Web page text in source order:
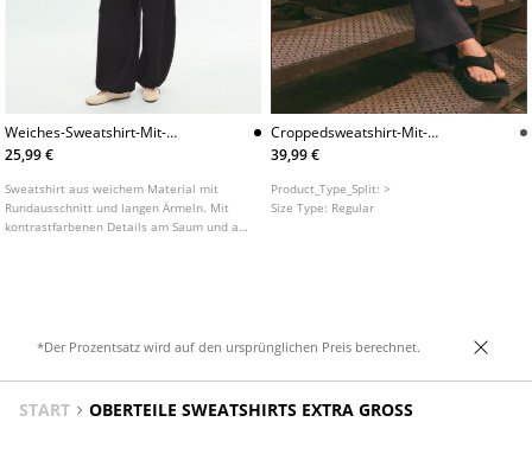
Weiches-Sweatshirt-Mit-
Rundhalskragen-Und-
25,99 €
Sweatshirt aus weichem Material mit
Rundausschnitt und langen Ärmeln. Mit
kontrastfarbenen Details am Saum und am
Croppedsweatshirt-Mit-
Stehkragen
39,99 €
Product_Type_Split:>
Size Type: Regular
*Der Prozentsatz wird auf den ursprünglichen Preis berechnet.
START OBERTEILE SWEATSHIRTS EXTRA GROSS